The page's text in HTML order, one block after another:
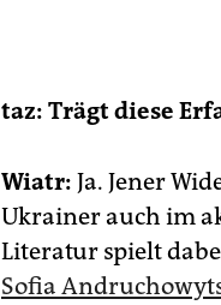
taz: Trägt diese
Wiatr: Ja. Jener
Ukrainer auch im
Literatur spielt
Sofia